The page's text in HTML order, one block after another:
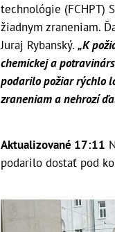
technológie (FCHPT)
žiadnym zraneniam.
Juraj Rybanský. „K
chemickej a
podarilo požiar rýchlo
zraneniam a nehrozí
Aktualizované 17:11
podarilo dostať pod